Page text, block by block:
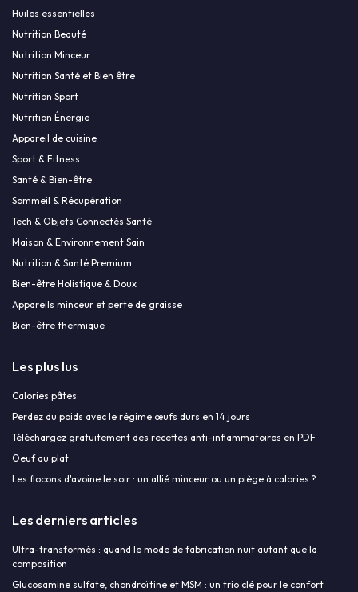
Huiles essentielles
Nutrition Beauté
Nutrition Minceur
Nutrition Santé et Bien être
Nutrition Sport
Nutrition Énergie
Appareil de cuisine
Sport & Fitness
Santé & Bien-être
Sommeil & Récupération
Tech & Objets Connectés Santé
Maison & Environnement Sain
Nutrition & Santé Premium
Bien-être Holistique & Doux
Appareils minceur et perte de graisse
Bien-être thermique
Les plus lus
Calories pâtes
Perdez du poids avec le régime œufs durs en 14 jours
Téléchargez gratuitement des recettes anti-inflammatoires en PDF
Oeuf au plat
Les flocons d'avoine le soir : un allié minceur ou un piège à calories ?
Les derniers articles
Ultra-transformés : quand le mode de fabrication nuit autant que la
composition
Glucosamine sulfate, chondroïtine et MSM : un trio clé pour le confort